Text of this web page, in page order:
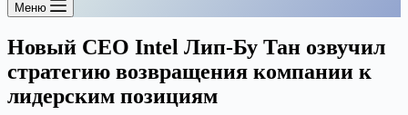
Меню
Новый CEO Intel Лип-Бу Тан озвучил
стратегию возвращения компании к
лидерским позициям